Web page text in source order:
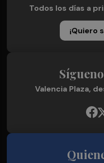
Todos los días a
¡Quiero
Valencia Plaza,